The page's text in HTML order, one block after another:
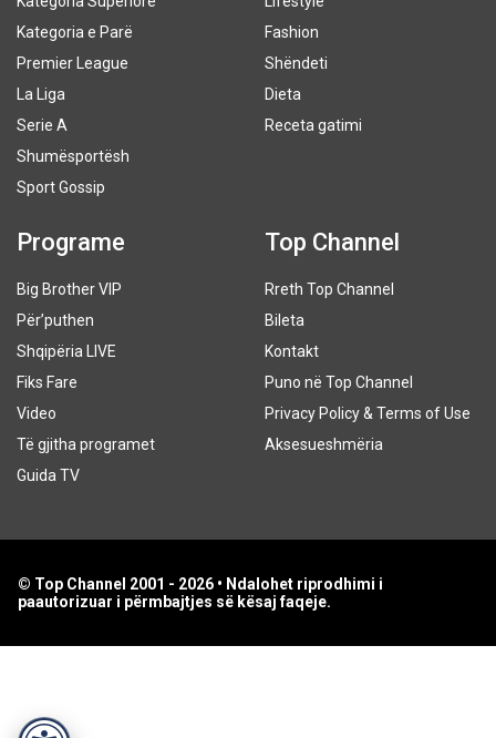
Kategoria e Parë
Premier League
La Liga
Serie A
Shumësportësh
Sport Gossip
Fashion
Shëndeti
Dieta
Receta gatimi
Programe
Big Brother VIP
Për’puthen
Shqipëria LIVE
Fiks Fare
Video
Të gjitha programet
Guida TV
Top Channel
Rreth Top Channel
Bileta
Kontakt
Puno në Top Channel
Privacy Policy & Terms of Use
Aksesueshmëria
© Top Channel 2001 - 2026 • Ndalohet riprodhimi i
paautorizuar i përmbajtjes së kësaj faqeje.